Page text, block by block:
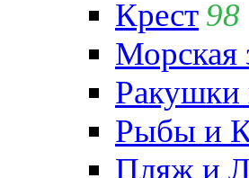
Крест 98
Морская
Рыбы и
Пляж и